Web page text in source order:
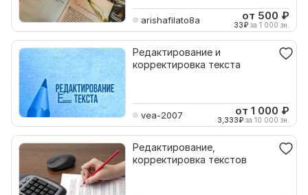
arishafilato8a от 500 ₽
33₽ за 1 000 зн.
Редактирование и
корректировка текста
vea-2007 от 1 000 ₽
3,333₽ за 10 000 зн.
Редактирование,
корректировка текстов